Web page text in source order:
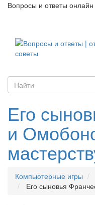
Вопросы и ответы
Его
и
Компьютерные игры
Его сыновья